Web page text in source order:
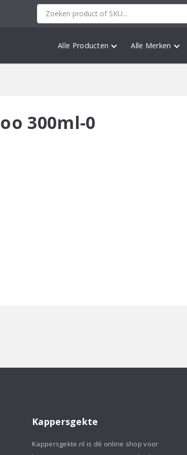
Alle Producten Alle Merken
300ml-0
Kappersgekte
Kappersgekte.nl is dé online shop voor